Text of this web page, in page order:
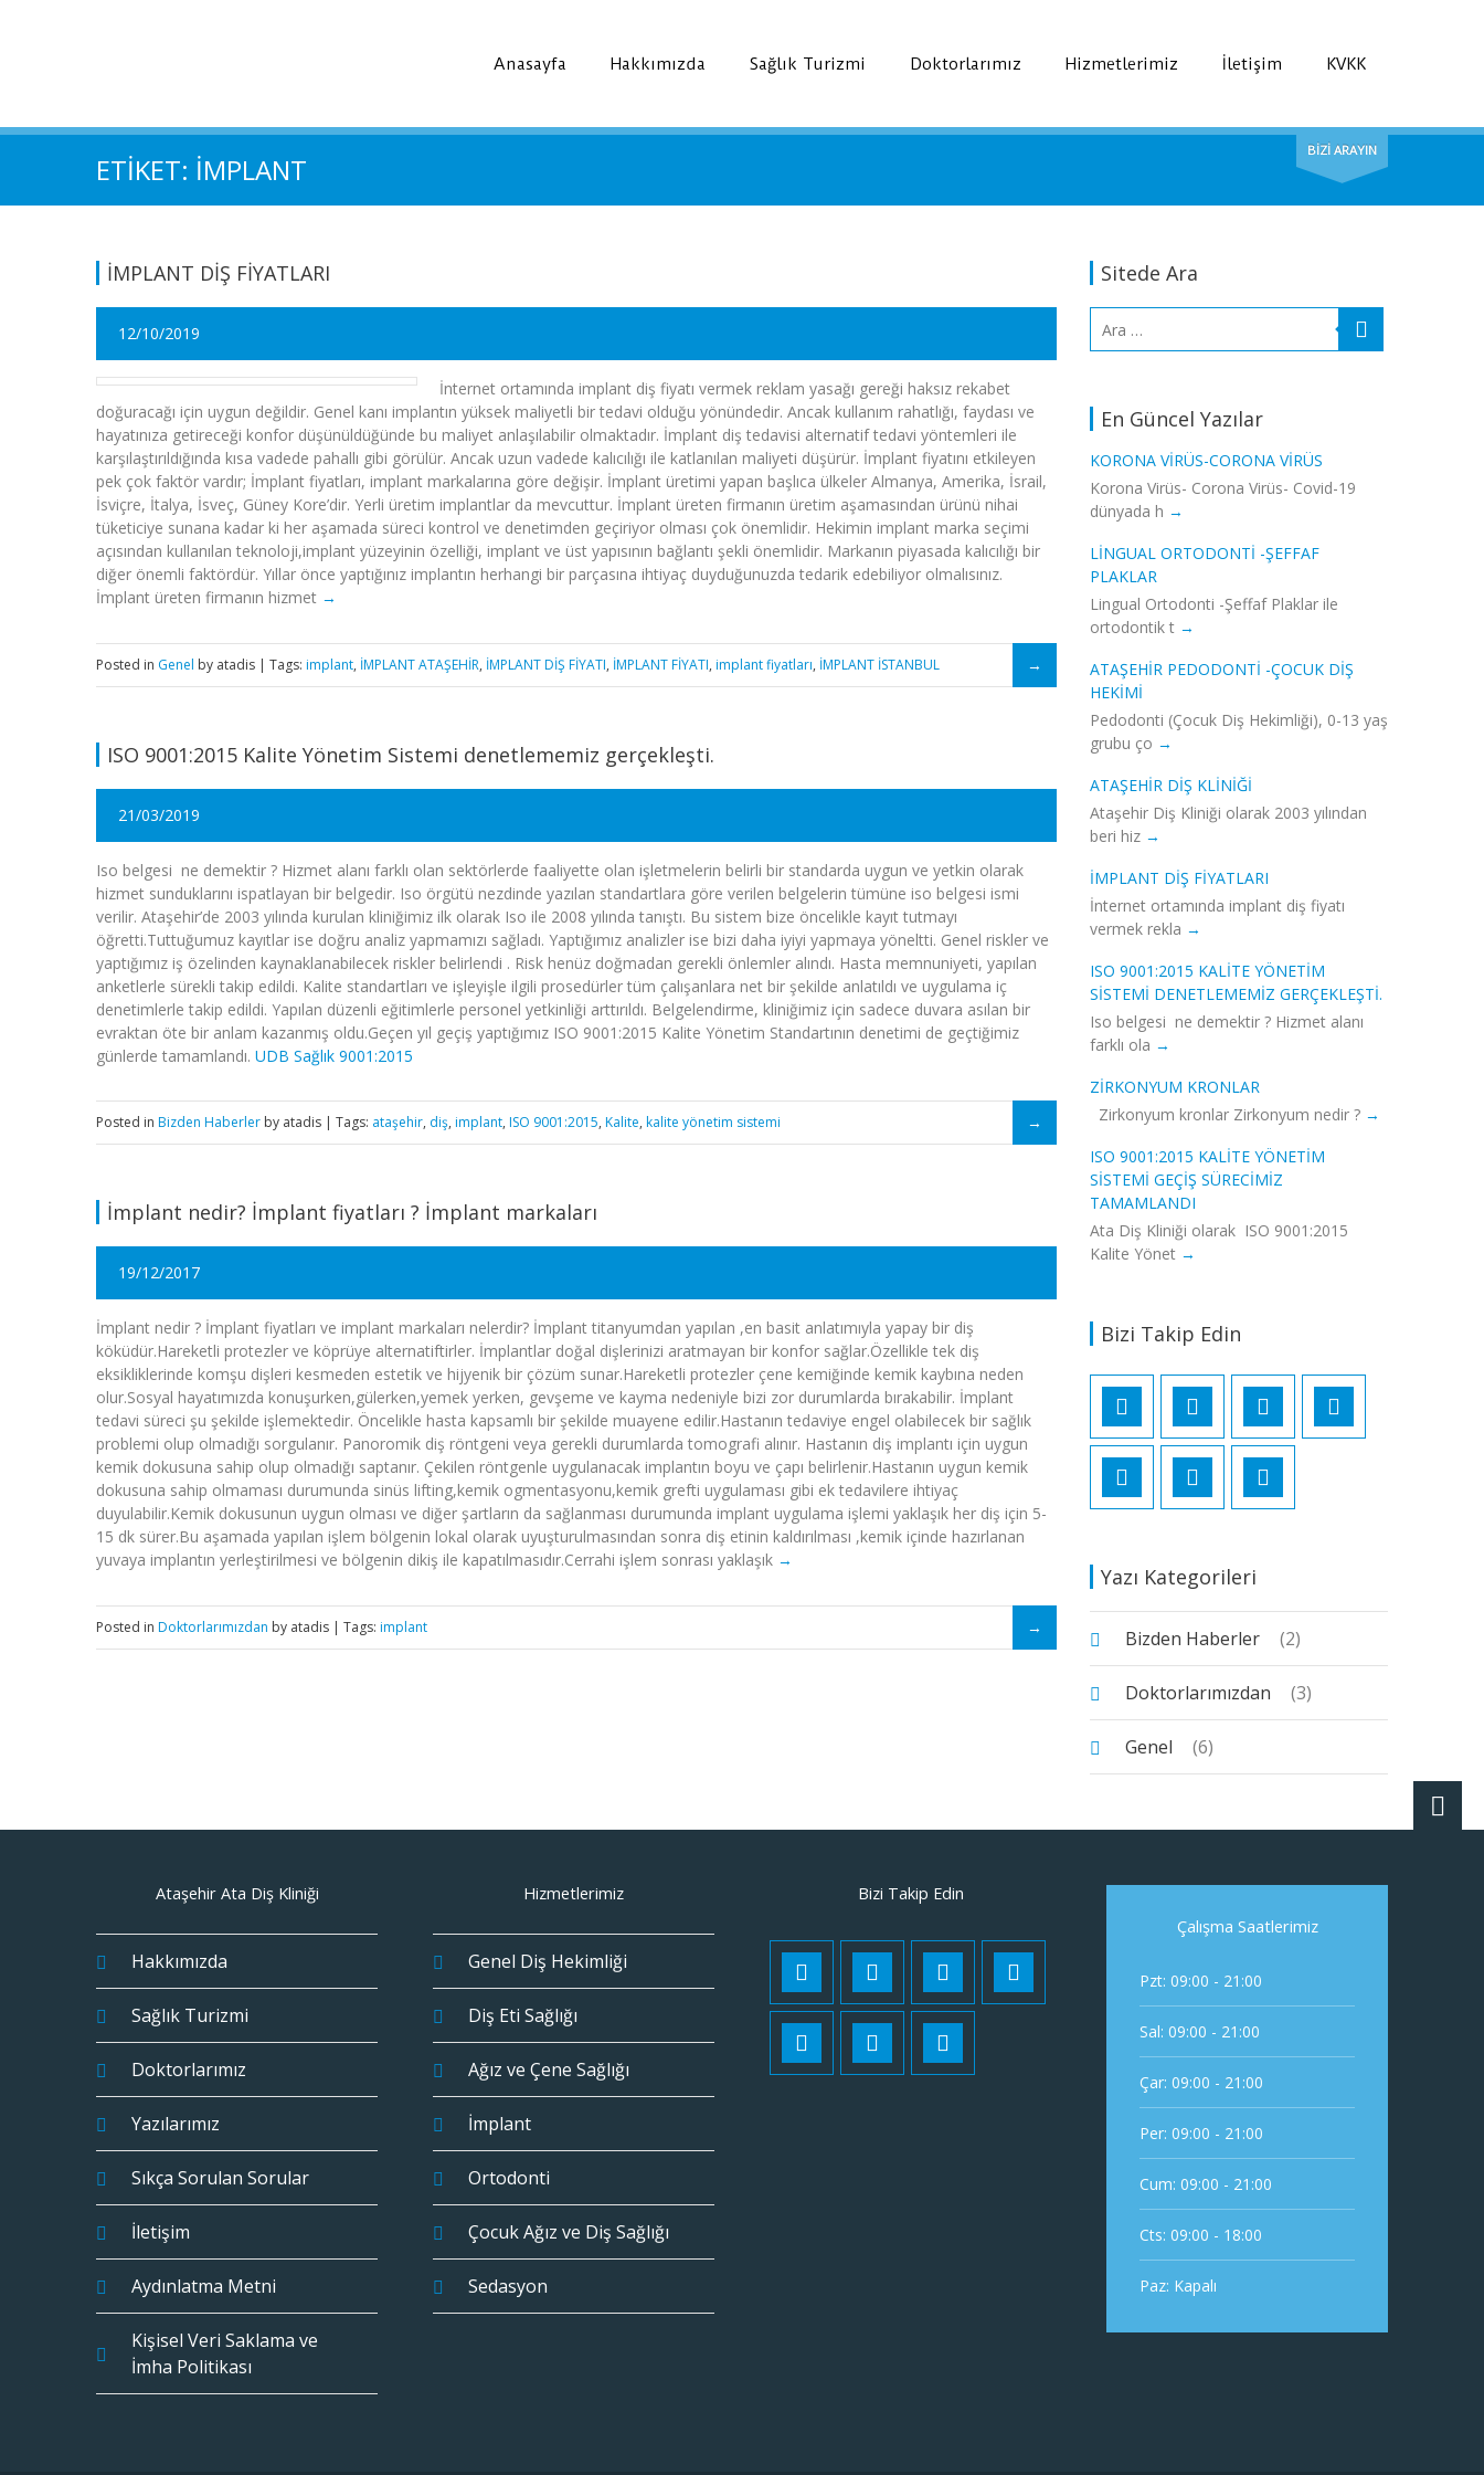
Anasayfa Hakkımızda Sağlık Turizmi Doktorlarımız Hizmetlerimiz İletişim KVKK
BİZİ ARAYIN
ETIKET: IMPLANT
Sitede Ara
En Güncel Yazılar
KORONA VIRÜS-CORONA VIRÜS
Korona Virüs- Corona Virüs- Covid-19
dünyada h
LINGUAL ORTODONTI -ŞEFFAF
PLAKLAR
Lingual Ortodonti -Şeffaf Plaklar ile
ortodontik t
ATAŞEHIR PEDODONTI -ÇOCUK DIŞ
HEKIMI
Pedodonti (Çocuk Diş Hekimliği), 0-13 yaş
grubu ço
ATAŞEHIR DIŞ KLINIĞI
Ataşehir Diş Kliniği olarak 2003 yılından
beri hiz
İMPLANT DİŞ FİYATLARI
İnternet ortamında implant diş fiyatı
vermek rekla
ISO 9001:2015 KALITE YÖNETIM
SISTEMI DENETLEMEMIZ GERÇEKLEŞTI.
Iso belgesi ne demektir ? Hizmet alanı
farklı ola
ZIRKONYUM KRONLAR
Zirkonyum kronlar Zirkonyum nedir ?
ISO 9001:2015 KALITE YÖNETIM
SISTEMI GEÇIŞ SÜRECIMIZ
TAMAMLANDI
Ata Diş Kliniği olarak ISO 9001:2015
Kalite Yönet
Bizi Takip Edin
Yazı Kategorileri
Bizden Haberler (2)
Doktorlarımızdan (3)
Genel (6)
İMPLANT DİŞ FİYATLARI
12/10/2019
İnternet ortamında implant diş fiyatı vermek reklam yasağı gereği haksız rekabet
doğuracağı için uygun değildir. Genel kanı implantın yüksek maliyetli bir tedavi olduğu yönündedir. Ancak kullanım rahatlığı, faydası ve
hayatınıza getireceği konfor düşünüldüğünde bu maliyet anlaşılabilir olmaktadır. İmplant diş tedavisi alternatif tedavi yöntemleri ile
karşılaştırıldığında kısa vadede pahallı gibi görülür. Ancak uzun vadede kalıcılığı ile katlanılan maliyeti düşürür. İmplant fiyatını etkileyen
pek çok faktör vardır; İmplant fiyatları, implant markalarına göre değişir. İmplant üretimi yapan başlıca ülkeler Almanya, Amerika, İsrail,
İsviçre, İtalya, İsveç, Güney Kore’dir. Yerli üretim implantlar da mevcuttur. İmplant üreten firmanın üretim aşamasından ürünü nihai
tüketiciye sunana kadar ki her aşamada süreci kontrol ve denetimden geçiriyor olması çok önemlidir. Hekimin implant marka seçimi
açısından kullanılan teknoloji,implant yüzeyinin özelliği, implant ve üst yapısının bağlantı şekli önemlidir. Markanın piyasada kalıcılığı bir
diğer önemli faktördür. Yıllar önce yaptığınız implantın herhangi bir parçasına ihtiyaç duyduğunuzda tedarik edebiliyor olmalısınız.
İmplant üreten firmanın hizmet
Posted in Genel by atadis | Tags: implant, İMPLANT ATAŞEHİR, İMPLANT DİŞ FİYATI, İMPLANT FİYATI, implant fiyatları, İMPLANT İSTANBUL
ISO 9001:2015 Kalite Yönetim Sistemi denetlememiz gerçekleşti.
21/03/2019
Iso belgesi ne demektir ? Hizmet alanı farklı olan sektörlerde faaliyette olan işletmelerin belirli bir standarda uygun ve yetkin olarak
hizmet sunduklarını ispatlayan bir belgedir. Iso örgütü nezdinde yazılan standartlara göre verilen belgelerin tümüne iso belgesi ismi
verilir. Ataşehir’de 2003 yılında kurulan kliniğimiz ilk olarak Iso ile 2008 yılında tanıştı. Bu sistem bize öncelikle kayıt tutmayı
öğretti.Tuttuğumuz kayıtlar ise doğru analiz yapmamızı sağladı. Yaptığımız analizler ise bizi daha iyiyi yapmaya yöneltti. Genel riskler ve
yaptığımız iş özelinden kaynaklanabilecek riskler belirlendi . Risk henüz doğmadan gerekli önlemler alındı. Hasta memnuniyeti, yapılan
anketlerle sürekli takip edildi. Kalite standartları ve işleyişle ilgili prosedürler tüm çalışanlara net bir şekilde anlatıldı ve uygulama iç
denetimlerle takip edildi. Yapılan düzenli eğitimlerle personel yetkinliği arttırıldı. Belgelendirme, kliniğimiz için sadece duvara asılan bir
evraktan öte bir anlam kazanmış oldu.Geçen yıl geçiş yaptığımız ISO 9001:2015 Kalite Yönetim Standartının denetimi de geçtiğimiz
günlerde tamamlandı. UDB Sağlık 9001:2015
Posted in Bizden Haberler by atadis | Tags: ataşehir, diş, implant, ISO 9001:2015, Kalite, kalite yönetim sistemi
İmplant nedir? İmplant fiyatları ? İmplant markaları
19/12/2017
İmplant nedir ? İmplant fiyatları ve implant markaları nelerdir? İmplant titanyumdan yapılan ,en basit anlatımıyla yapay bir diş
köküdür.Hareketli protezler ve köprüye alternatiftirler. İmplantlar doğal dişlerinizi aratmayan bir konfor sağlar.Özellikle tek diş
eksikliklerinde komşu dişleri kesmeden estetik ve hijyenik bir çözüm sunar.Hareketli protezler çene kemiğinde kemik kaybına neden
olur.Sosyal hayatımızda konuşurken,gülerken,yemek yerken, gevşeme ve kayma nedeniyle bizi zor durumlarda bırakabilir. İmplant
tedavi süreci şu şekilde işlemektedir. Öncelikle hasta kapsamlı bir şekilde muayene edilir.Hastanın tedaviye engel olabilecek bir sağlık
problemi olup olmadığı sorgulanır. Panoromik diş röntgeni veya gerekli durumlarda tomografi alınır. Hastanın diş implantı için uygun
kemik dokusuna sahip olup olmadığı saptanır. Çekilen röntgenle uygulanacak implantın boyu ve çapı belirlenir.Hastanın uygun kemik
dokusuna sahip olmaması durumunda sinüs lifting,kemik ogmentasyonu,kemik grefti uygulaması gibi ek tedavilere ihtiyaç
duyulabilir.Kemik dokusunun uygun olması ve diğer şartların da sağlanması durumunda implant uygulama işlemi yaklaşık her diş için 5-
15 dk sürer.Bu aşamada yapılan işlem bölgenin lokal olarak uyuşturulmasından sonra diş etinin kaldırılması ,kemik içinde hazırlanan
yuvaya implantın yerleştirilmesi ve bölgenin dikiş ile kapatılmasıdır.Cerrahi işlem sonrası yaklaşık
Posted in Doktorlarımızdan by atadis | Tags: implant
Ataşehir Ata Diş Kliniği
Hakkımızda
Sağlık Turizmi
Doktorlarımız
Yazılarımız
Sıkça Sorulan Sorular
İletişim
Aydınlatma Metni
Kişisel Veri Saklama ve
İmha Politikası
Hizmetlerimiz
Genel Diş Hekimliği
Diş Eti Sağlığı
Ağız ve Çene Sağlığı
İmplant
Ortodonti
Çocuk Ağız ve Diş Sağlığı
Sedasyon
Bizi Takip Edin
Çalışma Saatlerimiz
Pzt: 09:00 - 21:00
Sal: 09:00 - 21:00
Çar: 09:00 - 21:00
Per: 09:00 - 21:00
Cum: 09:00 - 21:00
Cts: 09:00 - 18:00
Paz: Kapalı